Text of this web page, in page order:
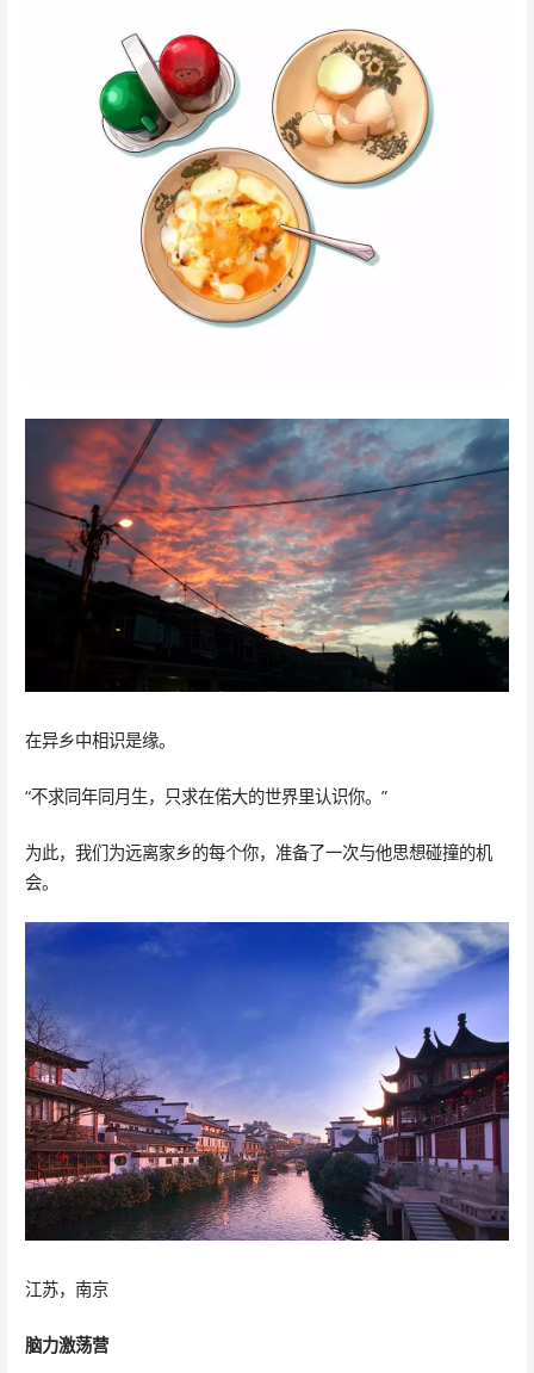
在异乡中相识是缘。
“不求同年同月生，只求在偌大的世界里认识你。”
为此，我们为远离家乡的每个你，准备了一次与他思想碰撞的机
会。
江苏，南京
脑力激荡营